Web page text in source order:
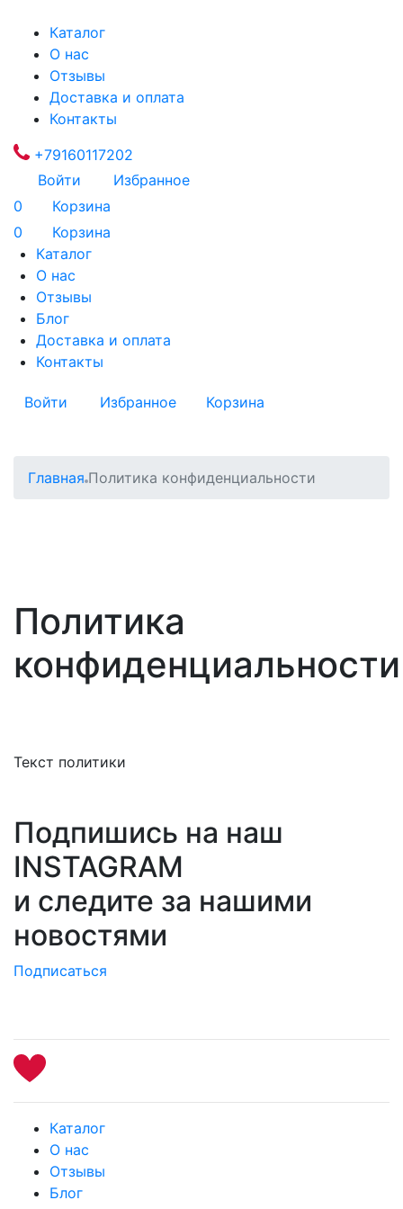
Каталог
О нас
Отзывы
Доставка и оплата
Контакты
+79160117202
Войти
Избранное
0
Корзина
0
Корзина
Каталог
О нас
Отзывы
Блог
Доставка и оплата
Контакты
Войти Избранное Корзина
Главная Политика конфиденциальности
Политика
конфиденциальности
Текст политики
Подпишись на наш
INSTAGRAM
и следите за нашими
новостями
Подписаться
Каталог
О нас
Отзывы
Блог